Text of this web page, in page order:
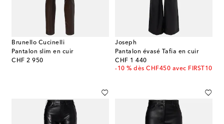
Brunello Cucinelli
Pantalon slim en cuir
CHF 2 950
original price
Joseph
Pantalon évasé Tafia en cuir
CHF 1 440
original price
-10 % dès CHF450 avec FIRST10